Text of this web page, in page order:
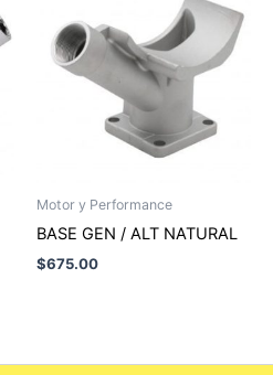
Motor y Performance
BASE GEN / ALT NATURAL
$675.00